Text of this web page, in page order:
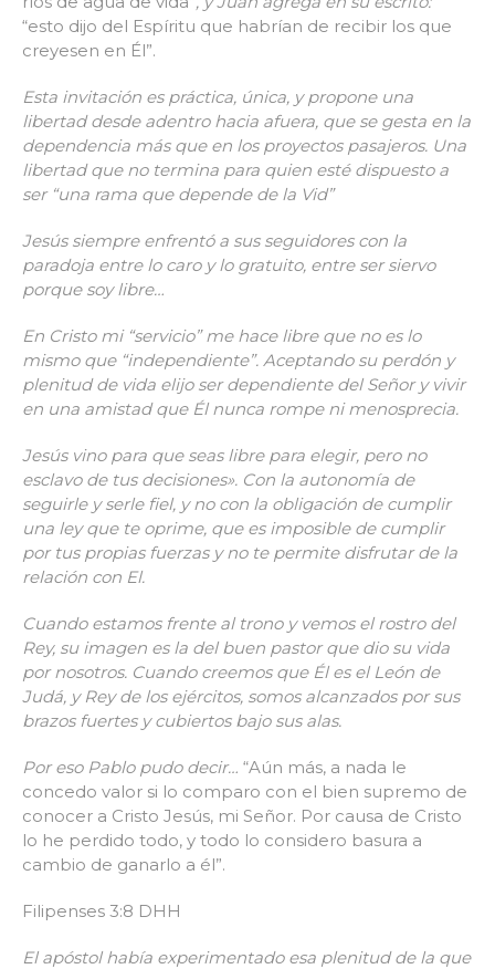
“esto dijo del Espíritu que habrían de recibir los que
creyesen en Él”.
Esta invitación es práctica, única, y propone una
libertad desde adentro hacia afuera, que se gesta en la
dependencia más que en los proyectos pasajeros. Una
libertad que no termina para quien esté dispuesto a
ser “una rama que depende de la Vid”
Jesús siempre enfrentó a sus seguidores con la
paradoja entre lo caro y lo gratuito, entre ser siervo
porque soy libre…
En Cristo mi “servicio” me hace libre que no es lo
mismo que “independiente”. Aceptando su perdón y
plenitud de vida elijo ser dependiente del Señor y vivir
en una amistad que Él nunca rompe ni menosprecia.
Jesús vino para que seas libre para elegir, pero no
esclavo de tus decisiones». Con la autonomía de
seguirle y serle fiel, y no con la obligación de cumplir
una ley que te oprime, que es imposible de cumplir
por tus propias fuerzas y no te permite disfrutar de la
relación con El.
Cuando estamos frente al trono y vemos el rostro del
Rey, su imagen es la del buen pastor que dio su vida
por nosotros. Cuando creemos que Él es el León de
Judá, y Rey de los ejércitos, somos alcanzados por sus
brazos fuertes y cubiertos bajo sus alas.
Por eso Pablo pudo decir… “Aún más, a nada le
concedo valor si lo comparo con el bien supremo de
conocer a Cristo Jesús, mi Señor. Por causa de Cristo
lo he perdido todo, y todo lo considero basura a
cambio de ganarlo a él”.
Filipenses 3:8 DHH
El apóstol había experimentado esa plenitud de la que